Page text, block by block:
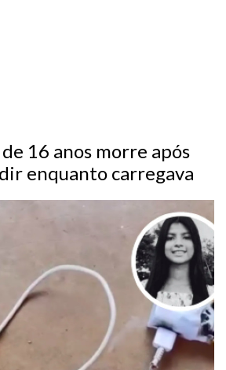
16 anos morre após
enquanto carregava